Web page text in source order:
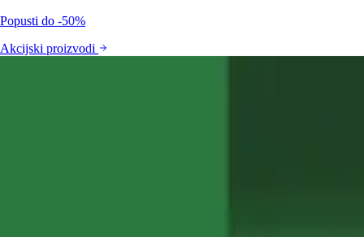
Popusti do -50%
Akcijski proizvodi